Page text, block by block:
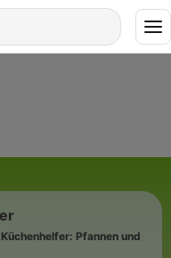
Pfannen und